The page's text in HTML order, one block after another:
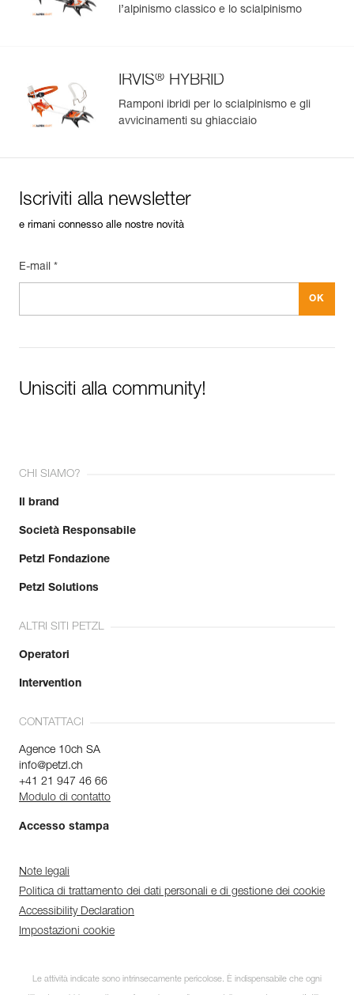
l’alpinismo classico e lo scialpinismo
IRVIS® HYBRID
Ramponi ibridi per lo scialpinismo e gli
avvicinamenti su ghiacciaio
Iscriviti alla newsletter
e rimani connesso alle nostre novità
E-mail *
Unisciti alla community!
CHI SIAMO?
Il brand
Società Responsabile
Petzl Fondazione
Petzl Solutions
ALTRI SITI PETZL
Operatori
Intervention
CONTATTACI
Agence 10ch SA
info@petzl.ch
+41 21 947 46 66
Modulo di contatto
Accesso stampa
Note legali
Politica di trattamento dei dati personali e di gestione dei cookie
Accessibility Declaration
Impostazioni cookie
Le attività indicate sono intrinsecamente pericolose. È indispensabile che ogni